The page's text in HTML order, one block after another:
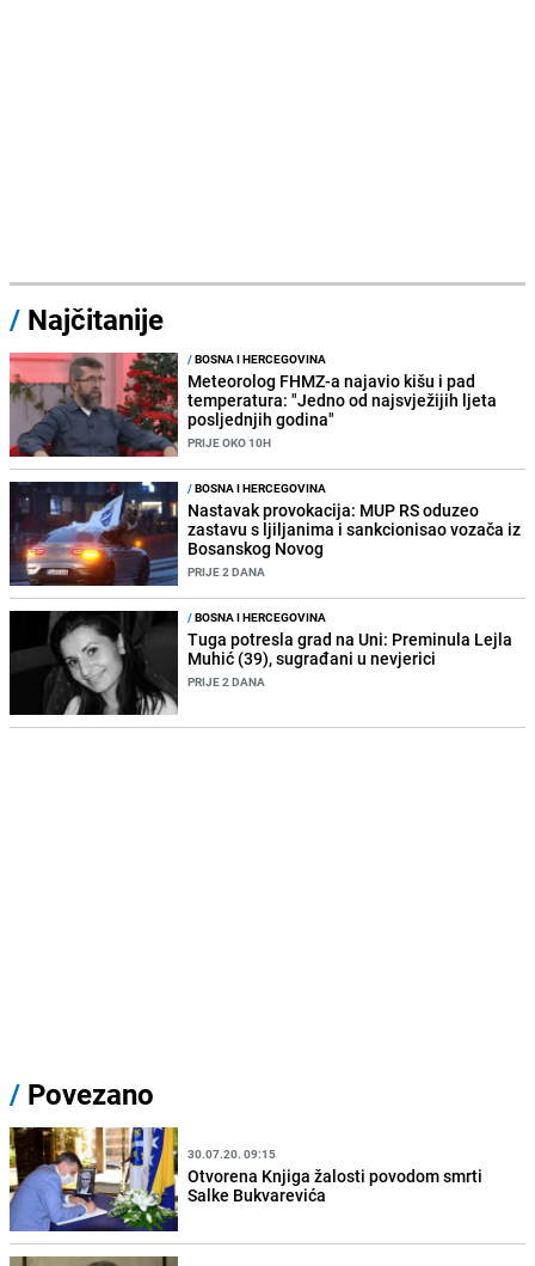
/ Najčitanije
/BOSNA I HERCEGOVINA
Meteorolog FHMZ-a najavio kišu i pad
temperatura: "Jedno od najsvježijih ljeta
posljednjih godina"
PRIJE OKO 10H
/BOSNA I HERCEGOVINA
Nastavak provokacija: MUP RS oduzeo
zastavu s ljiljanima i sankcionisao vozača iz
Bosanskog Novog
PRIJE 2 DANA
/BOSNA I HERCEGOVINA
Tuga potresla grad na Uni: Preminula Lejla
Muhić (39), sugrađani u nevjerici
PRIJE 2 DANA
/ Povezano
30.07.20. 09:15
Otvorena Knjiga žalosti povodom smrti
Salke Bukvarevića